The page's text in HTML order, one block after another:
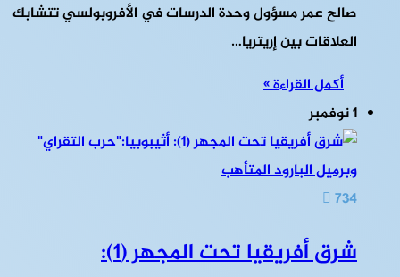
صالح عمر مسؤول وحدة الدرسات في الأفروبولسي تتشابك
العلاقات بين إريتريا…
أكمل القراءة »
1 نوفمبر
734
شرق أفريقيا تحت المجهر (1):